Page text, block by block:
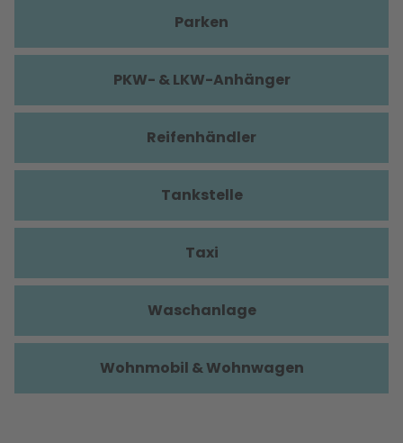
Parken
PKW- & LKW-Anhänger
Reifenhändler
Tankstelle
Taxi
Waschanlage
Wohnmobil & Wohnwagen